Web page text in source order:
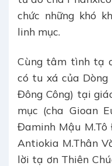
chức những khó
linh mục.
Cùng tâm tình tạ
có tu xá của Dòng
Đông Công) tại
mục (cha Gioan
Đaminh Mậu M.Tô
Antiokia M.Thân
lời tạ ơn Thiên